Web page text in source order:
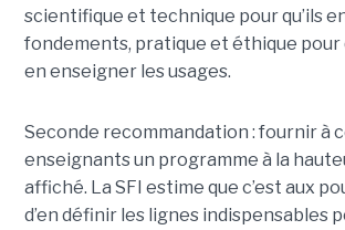
scientifique et technique pour qu’ils
fondements, pratique et éthique pour
en enseigner les usages.
Seconde recommandation : fournir à
enseignants un programme à la
affiché. La SFI estime que c’est aux
d’en définir les lignes indispensables